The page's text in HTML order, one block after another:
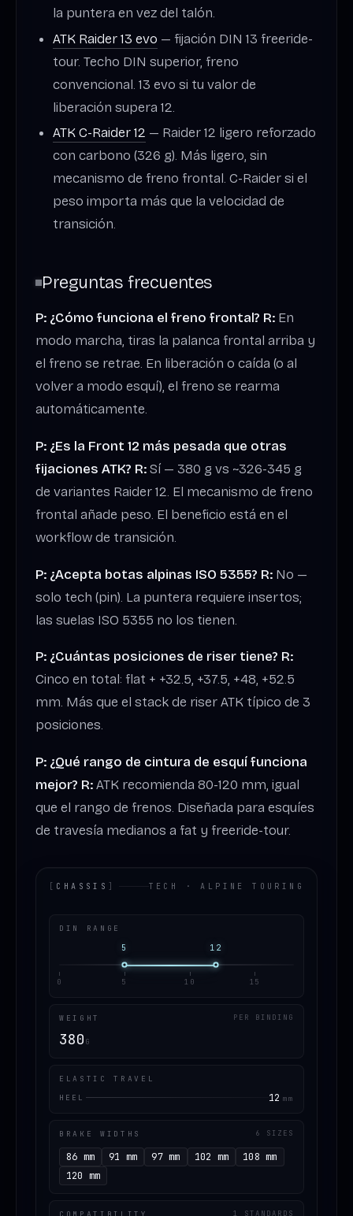
la puntera en vez del talón.
ATK Raider 13 evo — fijación DIN 13 freeride-
tour. Techo DIN superior, freno
convencional. 13 evo si tu valor de
liberación supera 12.
ATK C-Raider 12 — Raider 12 ligero reforzado
con carbono (326 g). Más ligero, sin
mecanismo de freno frontal. C-Raider si el
peso importa más que la velocidad de
transición.
Preguntas frecuentes
P: ¿Cómo funciona el freno frontal? R: En
modo marcha, tiras la palanca frontal arriba y
el freno se retrae. En liberación o caída (o al
volver a modo esquí), el freno se rearma
automáticamente.
P: ¿Es la Front 12 más pesada que otras
fijaciones ATK? R:Sí — 380 g vs ~326-345 g
de variantes Raider 12. El mecanismo de freno
frontal añade peso. El beneficio está en el
workflow de transición.
P: ¿Acepta botas alpinas ISO 5355? R: No —
solo tech (pin). La puntera requiere insertos;
las suelas ISO 5355 no los tienen.
P: ¿Cuántas posiciones de riser tiene? R:
Cinco en total: flat + +32.5, +37.5, +48, +52.5
mm. Más que el stack de riser ATK típico de 3
posiciones.
P: ¿Qué rango de cintura de esquí funciona
mejor? R:ATK recomienda 80-120 mm, igual
que el rango de frenos. Diseñada para esquíes
de travesía medianos a fat y freeride-tour.
[ CHASSIS ] TECH · ALPINE TOURING
DIN RANGE
5
12
0 5 10 15
WEIGHT PER BINDING
380 G
ELASTIC TRAVEL
HEEL
12 mm
BRAKE WIDTHS 6 SIZES
86 mm 91 mm 97 mm 102 mm
108 mm
120 mm
COMPATIBILITY 1 STANDARDS